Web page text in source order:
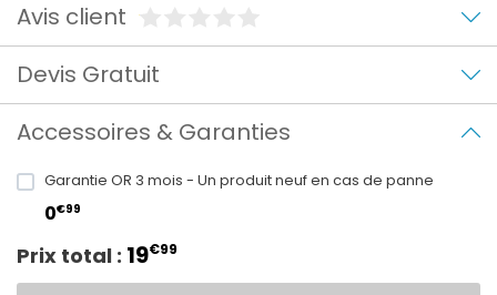
Avis client
Devis Gratuit
Accessoires & Garanties
Garantie OR 3 mois - Un produit neuf en cas de panne
0€99
Prix total : 19€99